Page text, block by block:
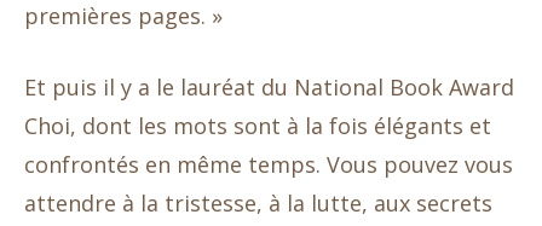
premières pages. »
Et puis il y a le lauréat du National Book Award
Choi, dont les mots sont à la fois élégants et
confrontés en même temps. Vous pouvez vous
attendre à la tristesse, à la lutte, aux secrets